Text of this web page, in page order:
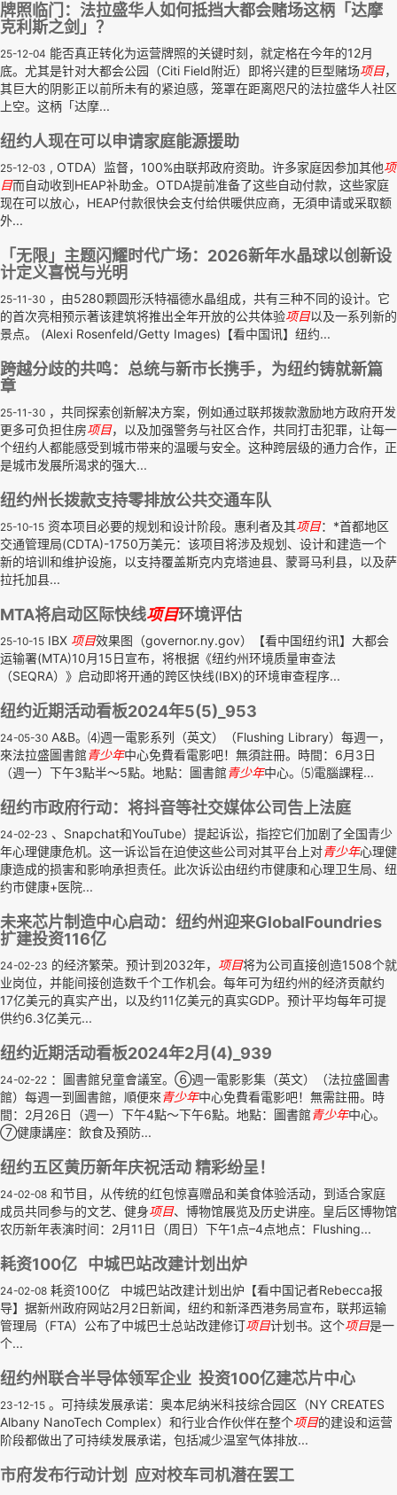
牌照临门：法拉盛华人如何抵挡大都会赌场这柄「达摩
克利斯之剑」？
25-12-04 能否真正转化为运营牌照的关键时刻，就定格在今年的12月
底。尤其是针对大都会公园（Citi Field附近）即将兴建的巨型赌场项目，
其巨大的阴影正以前所未有的紧迫感，笼罩在距离咫尺的法拉盛华人社区
上空。这柄「达摩...
纽约人现在可以申请家庭能源援助
25-12-03 , OTDA）监督，100%由联邦政府资助。许多家庭因参加其他项
目而自动收到HEAP补助金。OTDA提前准备了这些自动付款，这些家庭
现在可以放心，HEAP付款很快会支付给供暖供应商，无須申请或采取额
外...
「无限」主题闪耀时代广场：2026新年水晶球以创新设
计定义喜悦与光明
25-11-30 ，由5280颗圆形沃特福德水晶组成，共有三种不同的设计。它
的首次亮相预示著该建筑将推出全年开放的公共体验项目以及一系列新的
景点。 (Alexi Rosenfeld/Getty Images)【看中国讯】纽约...
跨越分歧的共鸣：总统与新市长携手，为纽约铸就新篇
章
25-11-30 ，共同探索创新解决方案，例如通过联邦拨款激励地方政府开发
更多可负担住房项目，以及加强警务与社区合作，共同打击犯罪，让每一
个纽约人都能感受到城市带来的温暖与安全。这种跨层级的通力合作，正
是城市发展所渴求的强大...
纽约州长拨款支持零排放公共交通车队
25-10-15 资本项目必要的规划和设计阶段。惠利者及其项目：*首都地区
交通管理局(CDTA)-1750万美元：该项目将涉及规划、设计和建造一个
新的培训和维护设施，以支持覆盖斯克内克塔迪县、蒙哥马利县，以及萨
拉托加县...
MTA将启动区际快线项目环境评估
25-10-15 IBX 项目效果图（governor.ny.gov）【看中国纽约讯】大都会
运输署(MTA)10月15日宣布，将根据《纽约州环境质量审查法
（SEQRA）》启动即将开通的跨区快线(IBX)的环境审查程序...
纽约近期活动看板2024年5(5)_953
24-05-30 A&B。⑷週一電影系列（英文）（Flushing Library）每週一，
來法拉盛圖書館青少年中心免費看電影吧！無須註冊。時間：6月3日
（週一）下午3點半～5點。地點：圖書館青少年中心。⑸電腦課程...
纽约市政府行动：将抖音等社交媒体公司告上法庭
24-02-23 、Snapchat和YouTube）提起诉讼，指控它们加剧了全国青少
年心理健康危机。这一诉讼旨在迫使这些公司对其平台上对青少年心理健
康造成的损害和影响承担责任。此次诉讼由纽约市健康和心理卫生局、纽
约市健康+医院...
未来芯片制造中心启动：纽约州迎来GlobalFoundries
扩建投资116亿
24-02-23 的经济繁荣。预计到2032年， 项目将为公司直接创造1508个就
业岗位，并能间接创造数千个工作机会。每年可为纽约州的经济贡献约
17亿美元的真实产出，以及约11亿美元的真实GDP。预计平均每年可提
供约6.3亿美元...
纽约近期活动看板2024年2月(4)_939
24-02-22 ：圖書館兒童會議室。⑥週一電影影集（英文）（法拉盛圖書
館）每週一到圖書館，順便來青少年中心免費看電影吧！無需註冊。時
間：2月26日（週一）下午4點～下午6點。地點：圖書館青少年中心。
⑦健康講座：飲食及預防...
纽约五区黄历新年庆祝活动 精彩纷呈！
24-02-08 和节目，从传统的红包惊喜赠品和美食体验活动，到适合家庭
成员共同参与的文艺、健身项目、博物馆展览及历史讲座。皇后区博物馆
农历新年表演时间：2月11日（周日）下午1点–4点地点：Flushing...
耗资100亿 中城巴站改建计划出炉
24-02-08 耗资100亿 中城巴站改建计划出炉【看中国记者Rebecca报
导】据新州政府网站2月2日新闻，纽约和新泽西港务局宣布，联邦运输
管理局（FTA）公布了中城巴士总站改建修订项目计划书。这个项目是一
个...
纽约州联合半导体领军企业 投资100亿建芯片中心
23-12-15 。可持续发展承诺：奥本尼纳米科技综合园区（NY CREATES
Albany NanoTech Complex）和行业合作伙伴在整个项目的建设和运营
阶段都做出了可持续发展承诺，包括减少温室气体排放...
市府发布行动计划 应对校车司机潜在罢工